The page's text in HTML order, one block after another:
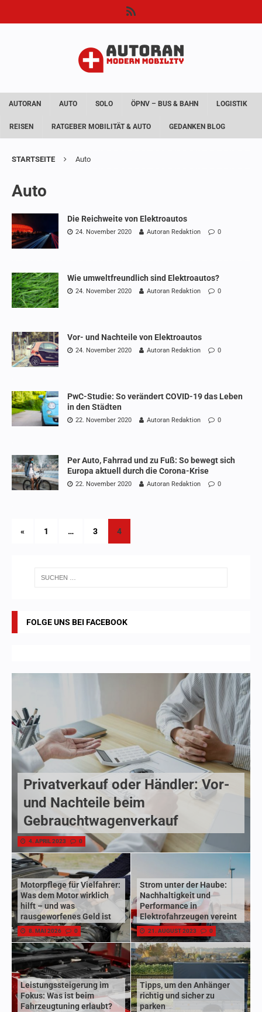
AUTORAN AUTO SOLO ÖPNV – BUS & BAHN LOGISTIK
REISEN RATGEBER MOBILITÄT & AUTO GEDANKEN BLOG
STARTSEITE Auto
Auto
Die Reichweite von Elektroautos
24. November 2020 Autoran Redaktion 0
Wie umweltfreundlich sind Elektroautos?
24. November 2020 Autoran Redaktion 0
Vor- und Nachteile von Elektroautos
24. November 2020 Autoran Redaktion 0
PwC-Studie: So verändert COVID-19 das Leben
in den Städten
22. November 2020 Autoran Redaktion 0
Per Auto, Fahrrad und zu Fuß: So bewegt sich
Europa aktuell durch die Corona-Krise
22. November 2020 Autoran Redaktion 0
« 1 … 3 4
FOLGE UNS BEI FACEBOOK
Privatverkauf oder Händler: Vor-
und Nachteile beim
Gebrauchtwagenverkauf
4. APRIL 2023 0
Motorpflege für Vielfahrer:
Was dem Motor wirklich
hilft – und was
rausgeworfenes Geld ist
8. MAI 2026 0
Strom unter der Haube:
Nachhaltigkeit und
Performance in
Elektrofahrzeugen vereint
21. AUGUST 2023 0
Leistungssteigerung im
Fokus: Was ist beim
Fahrzeugtuning erlaubt?
Tipps, um den Anhänger
richtig und sicher zu
parken